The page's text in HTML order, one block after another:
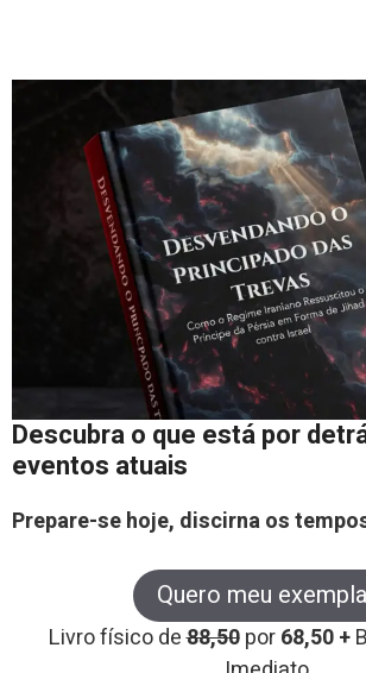
Descubra o que está por
eventos atuais
Prepare-se hoje, discirna os
Quero meu
Livro físico de88,50 por68,50 +